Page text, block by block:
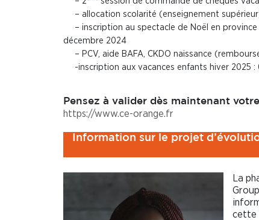
– allocation scolarité (enseignement
– inscription au spectacle de Noël en
décembre 2024
– PCV, aide BAFA, CKDO naissance
-inscription aux vacances enfants hiver 2025 :
Pensez à valider dès maintenant
https://www.ce-orange.fr
Information sur le projet
La
cette